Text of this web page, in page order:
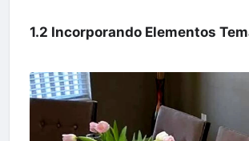
1.2 Incorporando Elementos